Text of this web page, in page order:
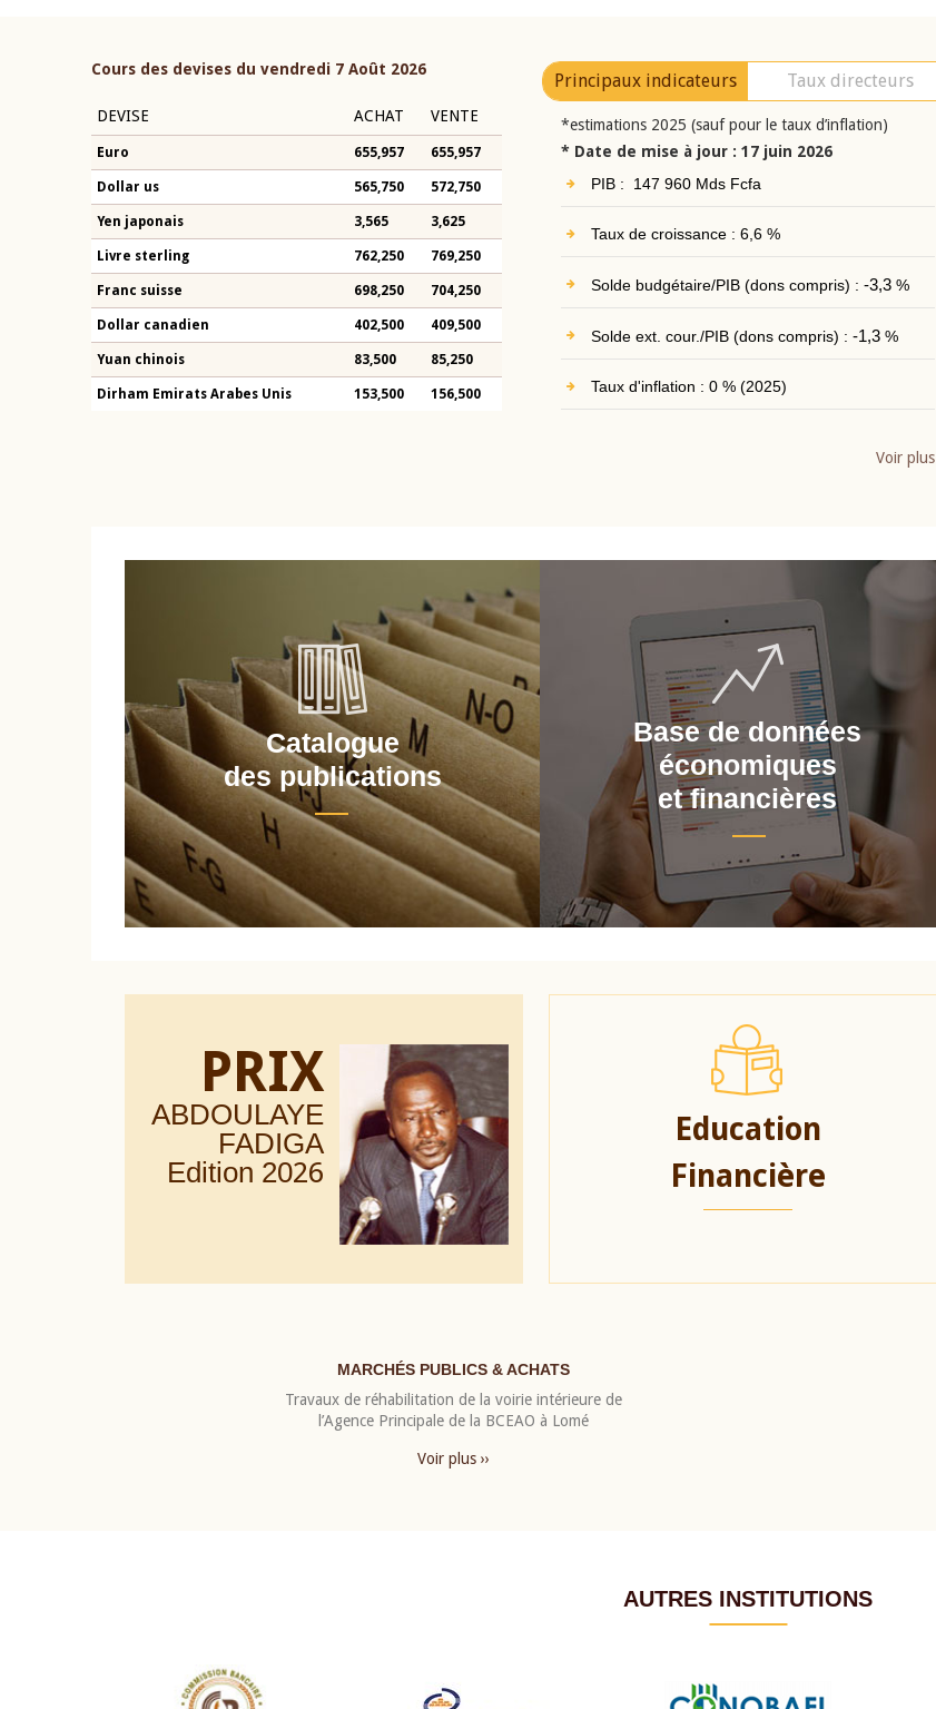
Cours des devises du vendredi 7 Août 2026
DEVISE ACHAT VENTE
Euro 655,957 655,957
Dollar us 565,750 572,750
Yen japonais 3,565 3,625
Livre sterling 762,250 769,250
Franc suisse 698,250 704,250
Dollar canadien 402,500 409,500
Yuan chinois 83,500 85,250
Dirham Emirats Arabes Unis 153,500 156,500
Principaux indicateurs Taux directeurs
*estimations 2025 (sauf pour le taux d’inflation)
* Date de mise à jour : 17 juin 2026
PIB : 147 960 Mds Fcfa
Taux de croissance : 6,6 %
Solde budgétaire/PIB (dons compris) : -3,3%
Solde ext. cour./PIB (dons compris) : -1,3%
Taux d'inflation : 0 % (2025)
Voir plus
Catalogue
des publications
Base de données
économiques
et financières
PRIX
ABDOULAYE
FADIGA
Edition 2026
Education
Financière
MARCHÉS PUBLICS & ACHATS
Travaux de réhabilitation de la voirie intérieure de
l’Agence Principale de la BCEAO à Lomé
Voir plus ››
AUTRES INSTITUTIONS